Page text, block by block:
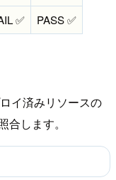
✅ PASS ✅
イ済みリソースの
します。